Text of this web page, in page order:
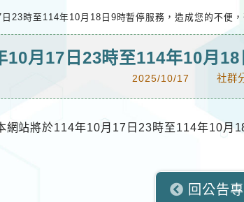
23時至114年10月18日9時暫停服務，造成您的不便，
10月17日23時至114年10月
2025/10/17 社群分
網站將於114年10月17日23時至114年10月
回公告